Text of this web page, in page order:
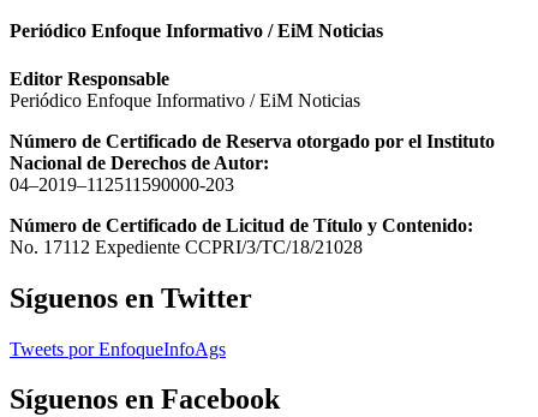
Periódico Enfoque Informativo / EiM Noticias
Editor Responsable
Periódico Enfoque Informativo / EiM Noticias
Número de Certificado de Reserva otorgado por el Instituto
Nacional de Derechos de Autor:
04–2019–112511590000-203
Número de Certificado de Licitud de Título y Contenido:
No. 17112 Expediente CCPRI/3/TC/18/21028
Síguenos en Twitter
Tweets por EnfoqueInfoAgs
Síguenos en Facebook